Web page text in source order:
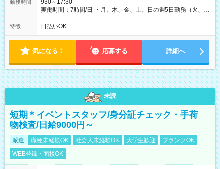
勤務時間
930～17:30
実働時間：7時間/日 ・月、木、金、土、日の週5日勤務（火、水
は固定休です／夏季、年末年始等、長期休暇有り！） ・ワンシ
フト！ 残業ほぼナシ（0～5h/月）
特徴 日払いOK
気になる！ 応募する 詳細へ
未読
短期＊イベントスタッフ/身分証チェック・手荷
物検査/日給9000円～
派遣 職種未経験OK 社会人未経験OK 大学生歓迎
ブランクOK
WEB登録・面接OK